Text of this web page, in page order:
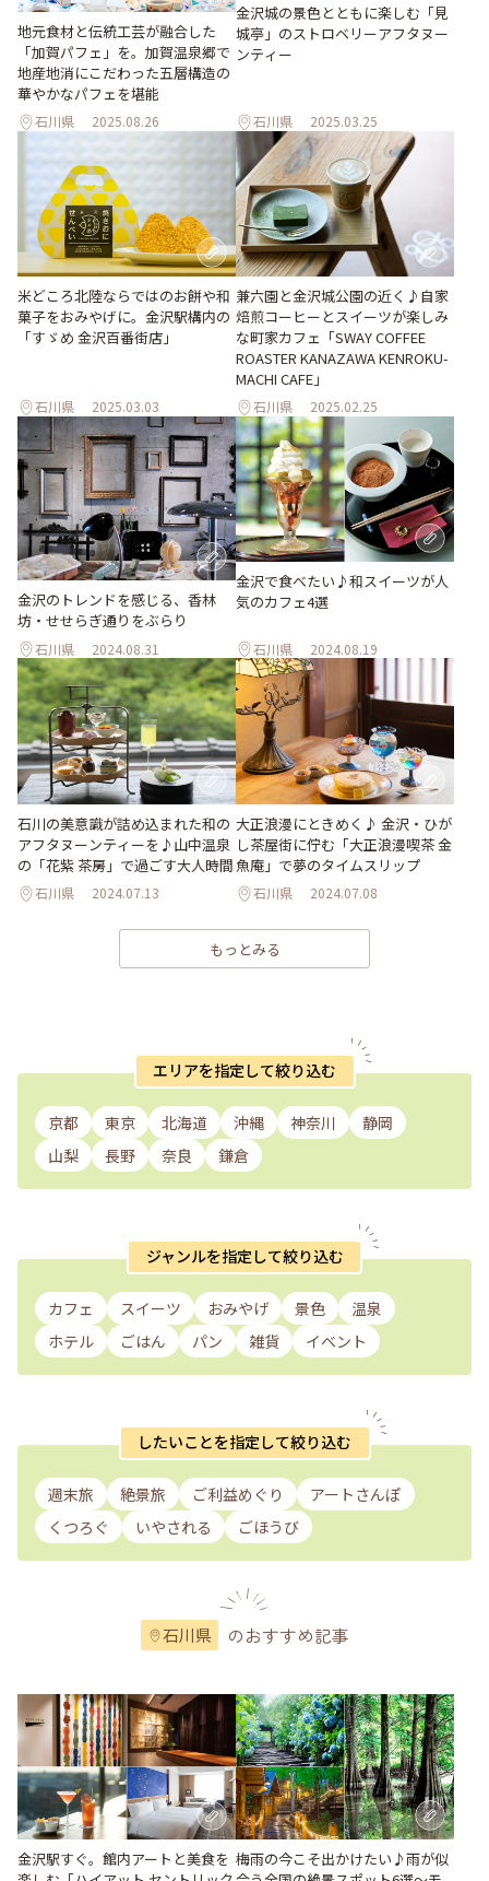
地元食材と伝統工芸が融合した
「加賀パフェ」を。加賀温泉郷で
地産地消にこだわった五層構造の
華やかなパフェを堪能
石川県 2025.08.26
金沢城の景色とともに楽しむ「見
城亭」のストロベリーアフタヌー
ンティー
石川県 2025.03.25
米どころ北陸ならではのお餅や和
菓子をおみやげに。金沢駅構内の
「すゞめ 金沢百番街店」
石川県 2025.03.03
兼六園と金沢城公園の近く♪自家
焙煎コーヒーとスイーツが楽しみ
な町家カフェ「SWAY COFFEE
ROASTER KANAZAWA KENROKU-
MACHI CAFE」
石川県 2025.02.25
金沢のトレンドを感じる、香林
坊・せせらぎ通りをぶらり
石川県 2024.08.31
金沢で食べたい♪和スイーツが人
気のカフェ4選
石川県 2024.08.19
石川の美意識が詰め込まれた和の
アフタヌーンティーを♪山中温泉
の「花紫 茶房」で過ごす大人時間
石川県 2024.07.13
大正浪漫にときめく♪ 金沢・ひが
し茶屋街に佇む「大正浪漫喫茶 金
魚庵」で夢のタイムスリップ
石川県 2024.07.08
もっとみる
エリアを指定して絞り込む
京都 東京 北海道 沖縄 神奈川
静岡
山梨
長野 奈良 鎌倉
ジャンルを指定して絞り込む
カフェ スイーツ おみやげ 景色
温泉
ホテル
ごはん パン 雑貨 イベント
したいことを指定して絞り込む
週末旅 絶景旅 ご利益めぐり
アートさんぽ
くつろぐ
いやされる ごほうび
石川県 のおすすめ記事
金沢駅すぐ。館内アートと美食を 梅雨の今こそ出かけたい♪雨が似